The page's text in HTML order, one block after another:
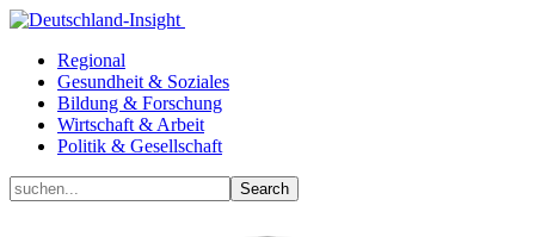
Regional
Gesundheit & Soziales
Bildung & Forschung
Wirtschaft & Arbeit
Politik & Gesellschaft